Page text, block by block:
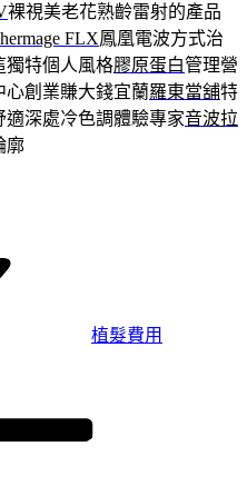
裸視美老花熟齡雷射的產品
FLX鳳凰電波方式治
獨特個人風格膠原蛋白管理營
創業賺大錢宜蘭羅東當舖特
深處冷色調體驗專家音波拉
廓
植髮費用